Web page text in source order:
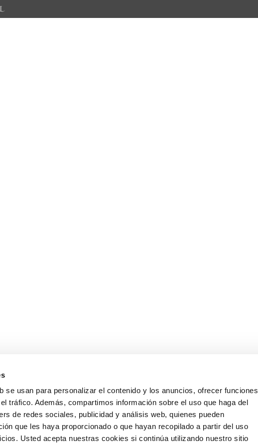
se usan para personalizar el contenido y los anuncios, ofrecer funciones
tráfico. Además, compartimos información sobre el uso que haga del
de redes sociales, publicidad y análisis web, quienes pueden
que les haya proporcionado o que hayan recopilado a partir del uso
Usted acepta nuestras cookies si continúa utilizando nuestro sitio